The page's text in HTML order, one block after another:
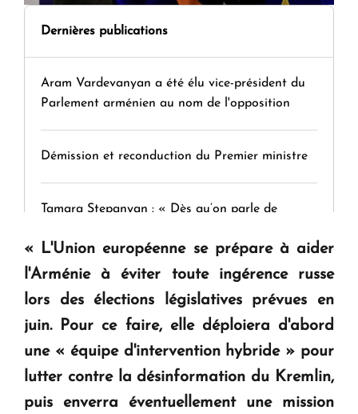
Dernières publications
Aram Vardevanyan a été élu vice-président du
Parlement arménien au nom de l'opposition
Démission et reconduction du Premier ministre
Tamara Stepanyan : « Dès qu’on parle de
" Tant qu'il n'existe pas d'alternative concrète, la
question d'un référendum ne se pose pas. "
KASA : 30 ans d'audace, de résilience et d'avenir
en Arménie
« L'Union européenne se prépare à aider
l'Arménie à éviter toute ingérence russe
lors des élections législatives prévues en
juin. Pour ce faire, elle déploiera d'abord
une « équipe d'intervention hybride » pour
lutter contre la désinformation du Kremlin,
puis enverra éventuellement une mission